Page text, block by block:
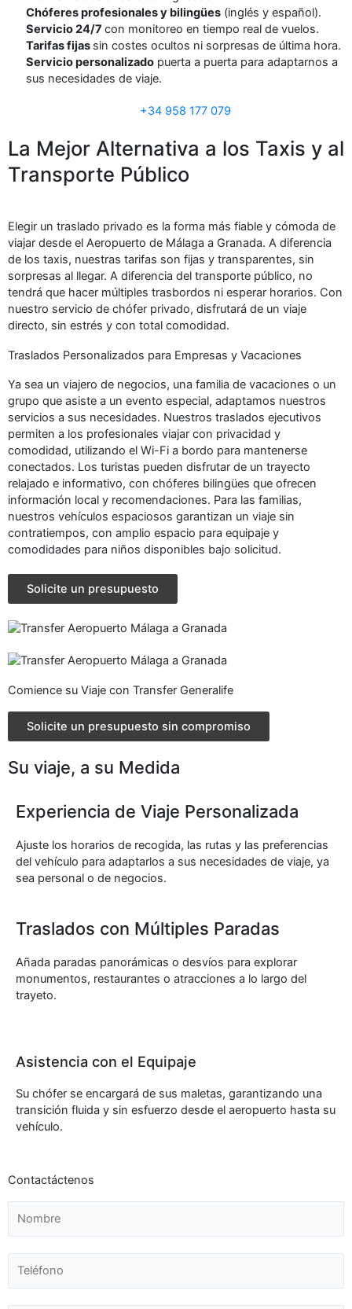
Chóferes profesionales y bilingües (inglés y español).
Servicio 24/7con monitoreo en tiempo real de vuelos.
Tarifas fijas sin costes ocultos ni sorpresas de última hora.
Servicio personalizado puerta a puerta para adaptarnos a
sus necesidades de viaje.
+34 958 177 079
La Mejor Alternativa a los Taxis y al
Transporte Público
Elegir un traslado privado es la forma más fiable y cómoda de
viajar desde el Aeropuerto de Málaga a Granada. A diferencia
de los taxis, nuestras tarifas son fijas y transparentes, sin
sorpresas al llegar. A diferencia del transporte público, no
tendrá que hacer múltiples trasbordos ni esperar horarios. Con
nuestro servicio de chófer privado, disfrutará de un viaje
directo, sin estrés y con total comodidad.
Traslados Personalizados para Empresas y Vacaciones
Ya sea un viajero de negocios, una familia de vacaciones o un
grupo que asiste a un evento especial, adaptamos nuestros
servicios a sus necesidades. Nuestros traslados ejecutivos
permiten a los profesionales viajar con privacidad y
comodidad, utilizando el Wi-Fi a bordo para mantenerse
conectados. Los turistas pueden disfrutar de un trayecto
relajado e informativo, con chóferes bilingües que ofrecen
información local y recomendaciones. Para las familias,
nuestros vehículos espaciosos garantizan un viaje sin
contratiempos, con amplio espacio para equipaje y
comodidades para niños disponibles bajo solicitud.
Solicite un presupuesto
Comience su Viaje con Transfer Generalife
Solicite un presupuesto sin compromiso
Su viaje, a su Medida
Experiencia de Viaje Personalizada
Ajuste los horarios de recogida, las rutas y las preferencias
del vehículo para adaptarlos a sus necesidades de viaje, ya
sea personal o de negocios.
Traslados con Múltiples Paradas
Añada paradas panorámicas o desvíos para explorar
monumentos, restaurantes o atracciones a lo largo del
trayeto.
Asistencia con el Equipaje
Su chófer se encargará de sus maletas, garantizando una
transición fluida y sin esfuerzo desde el aeropuerto hasta su
vehículo.
Contactáctenos